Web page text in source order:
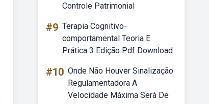
Controle Patrimonial
#9 Terapia Cognitivo-
comportamental Teoria E
Prática 3 Edição Pdf Download
#10 Onde Não Houver Sinalização
Regulamentadora A
Velocidade Máxima Será De